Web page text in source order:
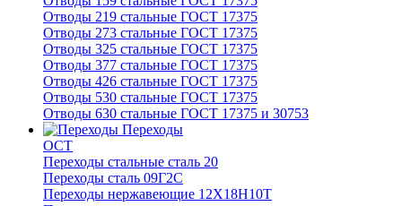
Отводы 219 стальные ГОСТ 17375
Отводы 273 стальные ГОСТ 17375
Отводы 325 стальные ГОСТ 17375
Отводы 377 стальные ГОСТ 17375
Отводы 426 стальные ГОСТ 17375
Отводы 530 стальные ГОСТ 17375
Отводы 630 стальные ГОСТ 17375 и 30753
Переходы
ОСТ
Переходы стальные сталь 20
Переходы сталь 09Г2С
Переходы нержавеющие 12Х18Н10Т